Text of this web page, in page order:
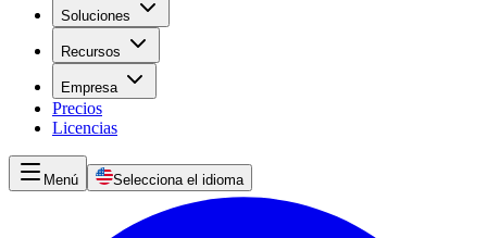
Soluciones
Recursos
Empresa
Precios
Licencias
Menú Selecciona el idioma